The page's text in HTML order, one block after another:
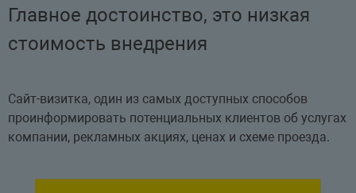
Главное достоинство, это низкая
стоимость внедрения
Сайт-визитка, один из самых доступных способов
проинформировать потенциальных клиентов об услугах
компании, рекламных акциях, ценах и схеме проезда.